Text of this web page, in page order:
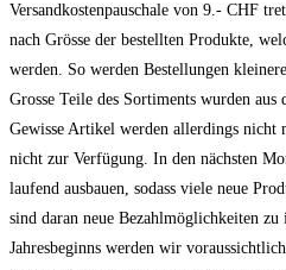
Versandkostenpauschale von 9.- CHF
nach Grösse der bestellten Produkte,
werden. So werden Bestellungen
Grosse Teile des Sortiments wurden aus
Gewisse Artikel werden allerdings nicht
nicht zur Verfügung. In den nächsten
laufend ausbauen, sodass viele neue
sind daran neue Bezahlmöglichkeiten
Jahresbeginns werden wir